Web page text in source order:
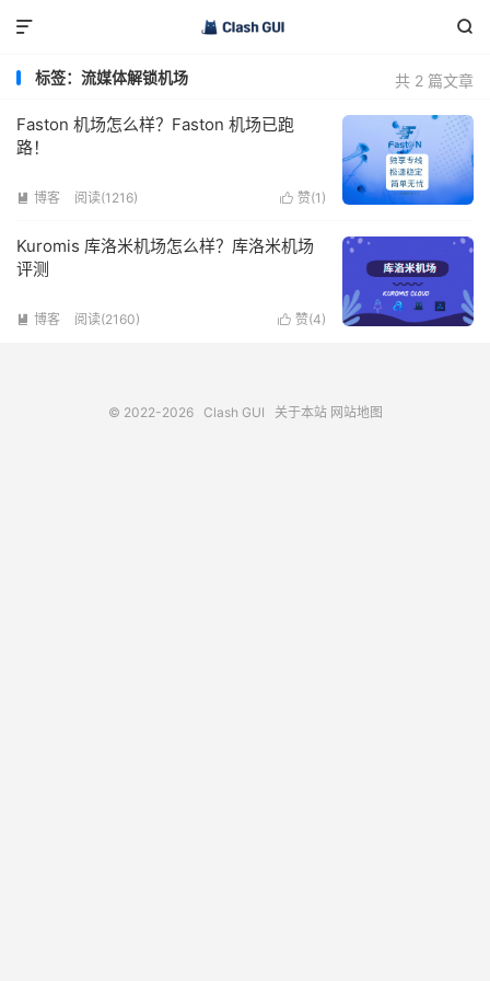


共 2 篇文章
标签：流媒体解锁机场
Faston 机场怎么样？Faston 机场已跑
路！
 赞(1 )
 博客 阅读(1216)
Kuromis 库洛米机场怎么样？库洛米机场
评测
 赞(4)
 博客 阅读(2160)
© 2022-2026 Clash GUI 关于本站 网站地图